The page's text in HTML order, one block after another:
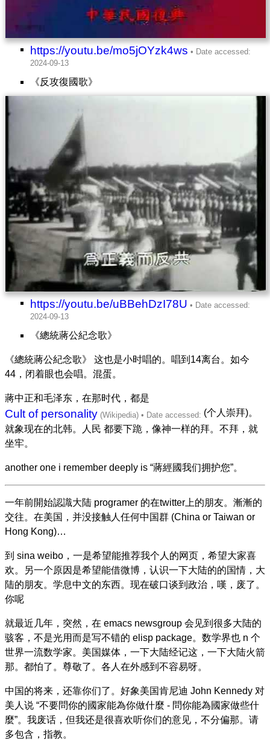
https://youtu.be/mo5jOYzk4ws
《反攻復國歌》
https://youtu.be/uBBehDzI78U
《總統蔣公紀念歌》
《總統蔣公紀念歌》 这也是小时唱的。唱到14离台。如今
44，闭着眼也会唱。混蛋。
蔣中正和毛泽东，在那时代，都是
Cult of personality
(个人崇拜)。
就象现在的北韩。人民 都要下跪，像神一样的拜。不拜，就
坐牢。
another one i remember deeply is “蔣經國我们拥护您”。
一年前開始認識大陆 programer 的在twitter上的朋友。漸漸的
交往。在美国，并没接触人任何中国群 (China or Taiwan or
Hong Kong)…
到 sina weibo，一是希望能推荐我个人的网页，希望大家喜
欢。另一个原因是希望能借微博，认识一下大陆的的国情，大
陆的朋友。学息中文的东西。现在破口谈到政治，嘆，废了。
你呢
就最近几年，突然，在 emacs newsgroup 会见到很多大陆的
骇客，不是光用而是写不错的 elisp package。数学界也 n 个
世界一流数学家。美国媒体，一下大陆经记这，一下大陆火箭
那。都怕了。尊敬了。各人在外感到不容易呀。
中国的将来，还靠你们了。好象美国肯尼迪 John Kennedy 对
美人说 “不要問你的國家能為你做什麼 - 問你能為國家做些什
麼”。我废话，但我还是很喜欢听你们的意见，不分偏那。请
多包含，指教。